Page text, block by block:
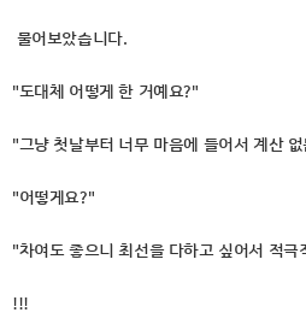
물어보았습니다.
"도대체 어떻게 한 거예요?"
"그냥 첫날부터 너무 마음에 들어서 계산
"어떻게요?"
"차여도 좋으니 최선을 다하고 싶어서 적
!!!